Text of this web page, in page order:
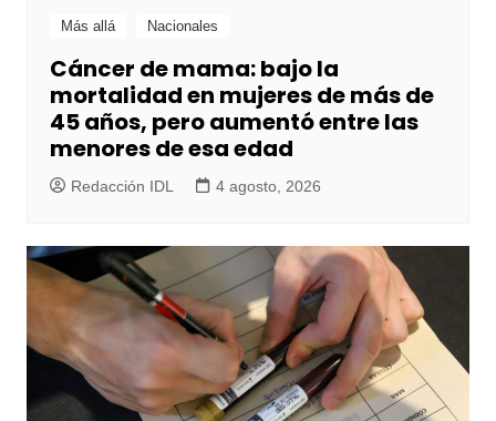
Más allá Nacionales
Cáncer de mama: bajo la
mortalidad en mujeres de más de
45 años, pero aumentó entre las
menores de esa edad
Redacción IDL 4 agosto, 2026